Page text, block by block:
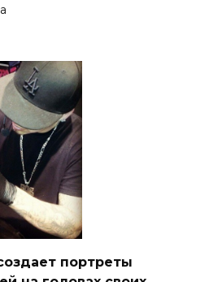
портреты